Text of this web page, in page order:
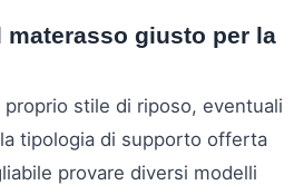
materasso giusto per la
stile di riposo, eventuali
tipologia di supporto offerta
provare diversi modelli